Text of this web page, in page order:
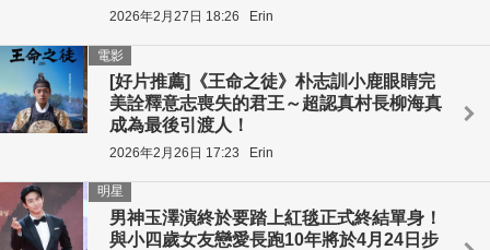
2026年2月27日 18:26 Erin
[好片推薦]《王命之徒》朴志訓小鹿眼睛完
美詮釋意志喪失的君王～超認真村長柳海真
成為最後引渡人！
電影
2026年2月26日 17:23 Erin
男神玉澤演終於要踏上紅毯正式終結單身！
與小四歲女友戀愛長跑10年將於4月24日步
明星